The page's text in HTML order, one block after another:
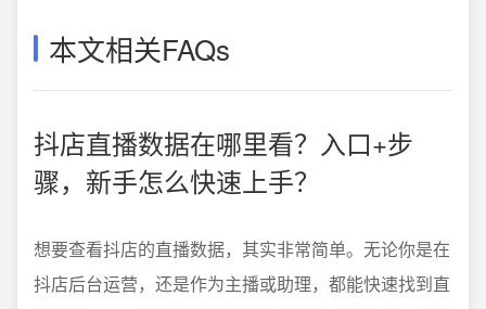
本文相关FAQs
抖店直播数据在哪里看？入口+步
骤，新手怎么快速上手？
想要查看抖店的直播数据，其实非常简单。无论你是在
抖店后台运营，还是作为主播或助理，都能快速找到直